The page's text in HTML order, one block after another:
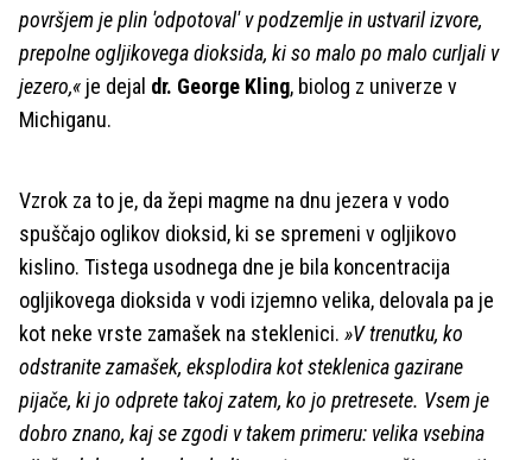
površjem je plin 'odpotoval' v podzemlje in ustvaril izvore,
prepolne ogljikovega dioksida, ki so malo po malo curljali v
jezero,« je dejal dr. George Kling, biolog z univerze v
Michiganu.
Vzrok za to je, da žepi magme na dnu jezera v vodo
spuščajo oglikov dioksid, ki se spremeni v ogljikovo
kislino. Tistega usodnega dne je bila koncentracija
ogljikovega dioksida v vodi izjemno velika, delovala pa je
kot neke vrste zamašek na steklenici. »V trenutku, ko
odstranite zamašek, eksplodira kot steklenica gazirane
pijače, ki jo odprete takoj zatem, ko jo pretresete. Vsem je
dobro znano, kaj se zgodi v takem primeru: velika vsebina